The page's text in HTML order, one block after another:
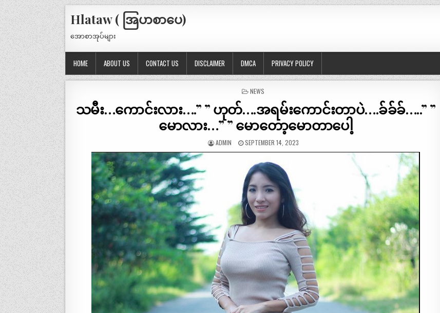
Hlataw ( အြပာစာပေ)
အောစာအုပ်များ
HOME ABOUT US CONTACT US DISCLAIMER DMCA PRIVACY POLICY
POSTED
NEWS
သမီး…ကောင်းလား….” ” ဟုတ်….အရမ်းကောင်းတာပဲ….ခ်ခ်ခ်…..” ”
မောလား…” ” မောတော့မောတာပေါ့
ADMIN SEPTEMBER 14, 2023